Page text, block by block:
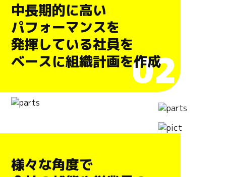
中長期的に高い
パフォーマンスを
発揮している社員を
ベースに組織計画を作成
02
様々な角度で